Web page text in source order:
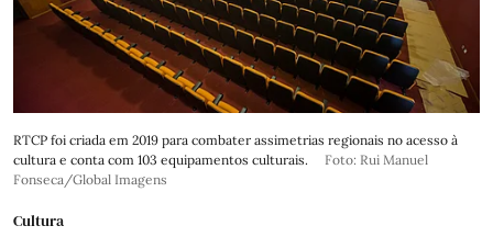
RTCP foi criada em 2019 para combater assimetrias regionais no acesso à
cultura e conta com 103 equipamentos culturais.
Foto: Rui Manuel
Fonseca/Global Imagens
Cultura